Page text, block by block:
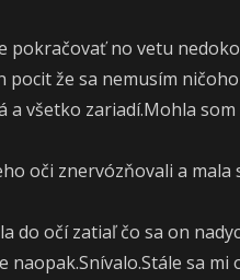
pokračovať no vetu
pocit že sa nemusím
všetko zariadí.Mohla
oči znervózňovali a
očí zatiaľ čo sa on
naopak.Snívalo.Stále sa mi